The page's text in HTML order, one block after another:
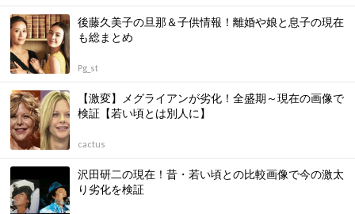
後藤久美子の旦那＆子供情報！離婚や娘と息子の現在
も総まとめ
Pg_st
【激変】メグライアンが劣化！全盛期～現在の画像で
検証【若い頃とは別人に】
cactus
沢田研二の現在！昔・若い頃との比較画像で今の激太
り劣化を検証